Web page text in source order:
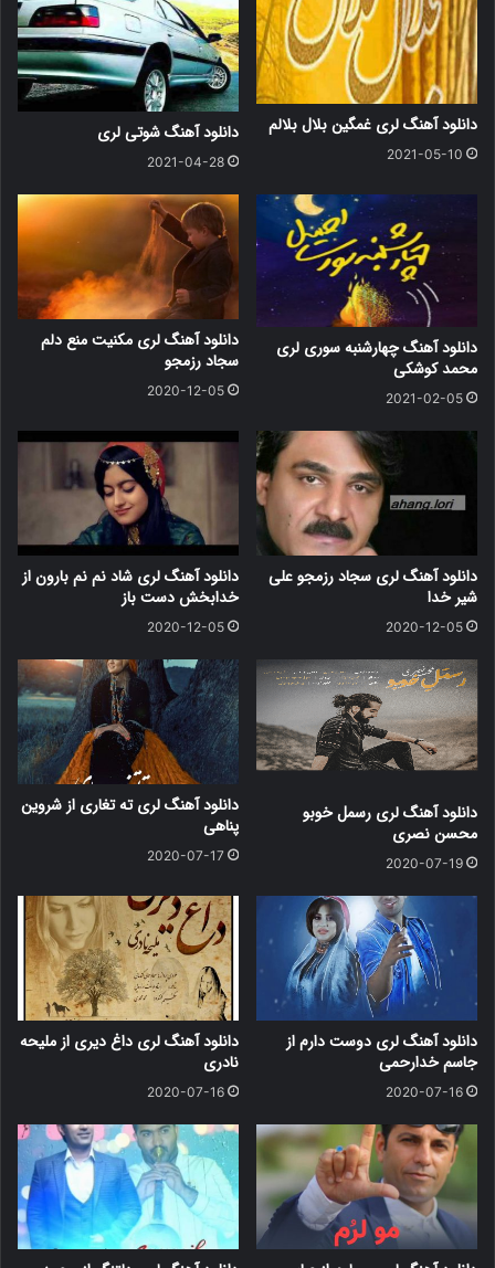
دانلود آهنگ لری غمگین بلال بلالم
2021-05-10
دانلود آهنگ شوتی لری
2021-04-28
دانلود آهنگ چهارشنبه سوری لری
محمد کوشکی
2021-02-05
دانلود آهنگ لری مکنیت منع دلم
سجاد رزمجو
2020-12-05
دانلود آهنگ لری سجاد رزمجو علی
شیر خدا
2020-12-05
دانلود آهنگ لری شاد نم نم بارون از
خدابخش دست باز
2020-12-05
دانلود آهنگ لری رسمل خوبو
محسن نصری
2020-07-19
دانلود آهنگ لری ته تغاری از شروین
پناهی
2020-07-17
دانلود آهنگ لری دوست دارم از
جاسم خدارحمی
2020-07-16
دانلود آهنگ لری داغ دیری از ملیحه
نادری
2020-07-16